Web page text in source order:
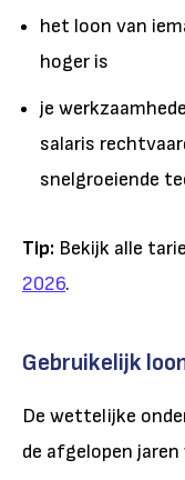
het loon van
hoger is
je
salaris
snelgroeiende
Tip: Bekijk alle
2026.
Gebruikelijk
De wettelijke
de afgelopen